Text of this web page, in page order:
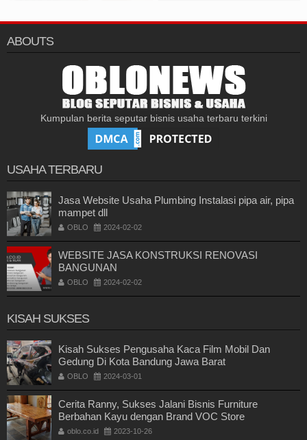
ABOUTS
Kumpulan berita seputar bisnis usaha terbaru terkini
USAHA TERBARU
Jasa Website Usaha Plumbing Instalasi pipa air, pipa
mampet dll
OBLO 2024-02-02
WEBSITE JASA KONSTRUKSI RENOVASI
BANGUNAN
OBLO 2024-02-02
KISAH SUKSES
Kisah Sukses Pengusaha Kaca Film Mobil Dan
Gedung Di Kota Bandung Jawa Barat
OBLO 2024-03-01
Cerita Ranny, Sukses Jalani Bisnis Furniture
Berbahan Kayu dengan Brand VOC Store
oblo.co.id 2023-10-26